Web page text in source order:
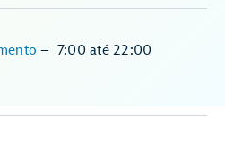
– 7:00 até 22:00